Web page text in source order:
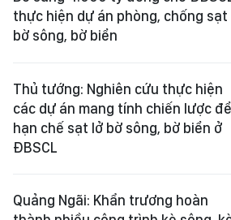
thực hiện dự án phòng, chống sạt
bờ sông, bờ biển
Thủ tướng: Nghiên cứu thực hiện
các dự án mang tính chiến lược để
hạn chế sạt lở bờ sông, bờ biển ở
ĐBSCL
Quảng Ngãi: Khẩn trương hoàn